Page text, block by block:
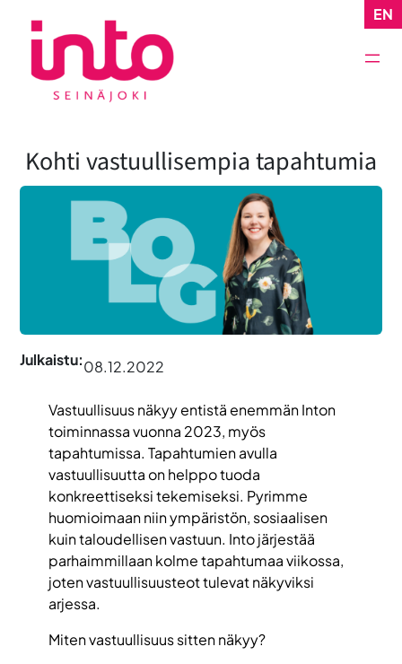
sisältöön
EN
Kohti vastuullisempia tapahtumia
Julkaistu:08.12.2022
Vastuullisuus näkyy entistä enemmän Inton
toiminnassa vuonna 2023, myös
tapahtumissa. Tapahtumien avulla
vastuullisuutta on helppo tuoda
konkreettiseksi tekemiseksi. Pyrimme
huomioimaan niin ympäristön, sosiaalisen
kuin taloudellisen vastuun. Into järjestää
parhaimmillaan kolme tapahtumaa viikossa,
joten vastuullisuusteot tulevat näkyviksi
arjessa.
Miten vastuullisuus sitten näkyy?